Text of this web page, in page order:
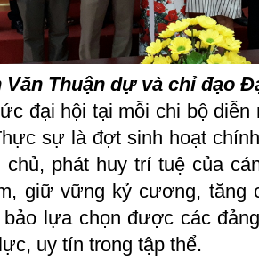
Văn Thuận dự và chỉ đạo
đại hội tại mỗi chi bộ diễn
sự là đợt sinh hoạt
phát huy trí tuệ của
giữ vững kỷ cương, tăng
lựa chọn được các
uy tín trong tập thể.